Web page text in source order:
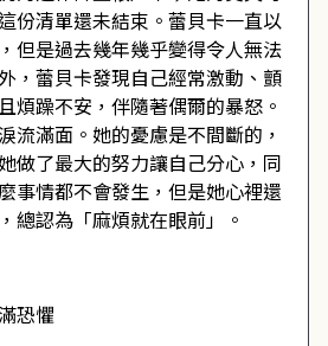
清單還未結束。蕾貝卡一直以
但是過去幾年幾乎變得令人無法
，蕾貝卡發現自己經常激動、顫
煩躁不安，伴隨著偶爾的暴怒。
流滿面。她的憂慮是不間斷的，
做了最大的努力讓自己分心，同
事情都不會發生，但是她心裡還
總認為「麻煩就在眼前」。
恐懼